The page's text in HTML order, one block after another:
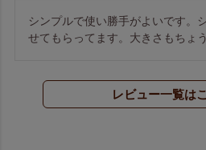
シンプルで使い勝手がよいです。
せてもらってます。大きさもちょ
レビュー一覧は